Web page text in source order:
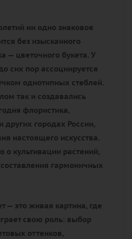
ни одно знаковое
без изысканного
— цветочного букета. У
сих пор ассоциируется
однотипных стеблей.
так и создавались
флористика,
других городах России,
настоящего искусства.
о культивации растений,
гармоничных
— это живая картина, где
свою роль: выбор
оттенков,